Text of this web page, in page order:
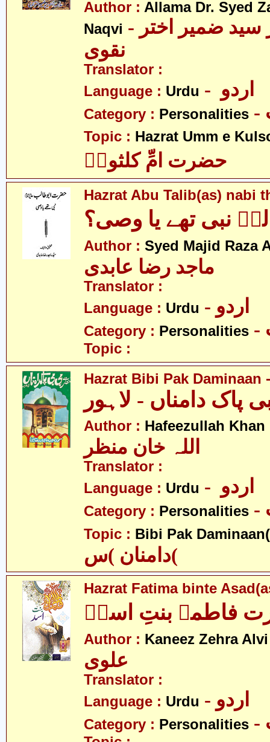
Author : Allama Dr. Syed
Naqvi - علامہ ڈاکٹر سید ضمیر اختر
نقوی
Translator :
Language : Urdu
Category : Personalities
Topic : Hazrat Umm e
حضرت امِّ کلثومؑ
Hazrat Abu Talib(as) nabi
نبی تھے یا وصی؟
Author : Syed Majid Raza
ماجد رضا عابدی
Translator :
Language : Urdu - اردو
Category : Personalities
Topic :
Hazrat Bibi Pak Daminaan
Author : Hafeezullah Khan
اللہ خان منظر
Translator :
Language : Urdu
Category : Personalities
Topic : Bibi Pak
دامنان )س(
Hazrat Fatima binte
فاطمہ بنتِ اسدؑ
Author : Kaneez Zehra Alvi
علوی
Translator :
Language : Urdu - اردو
Category : Personalities